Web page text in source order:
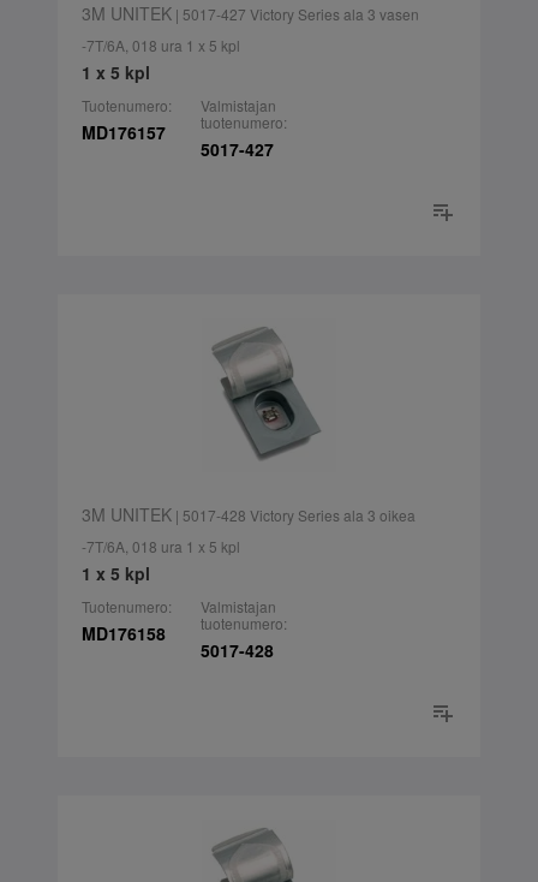
3M UNITEK| 5017-427 Victory Series ala 3 vasen
-7T/6A, 018 ura 1 x 5 kpl
1 x 5 kpl
Tuotenumero:
MD176157
Valmistajan
tuotenumero:
5017-427
3M UNITEK| 5017-428 Victory Series ala 3 oikea
-7T/6A, 018 ura 1 x 5 kpl
1 x 5 kpl
Tuotenumero:
MD176158
Valmistajan
tuotenumero:
5017-428